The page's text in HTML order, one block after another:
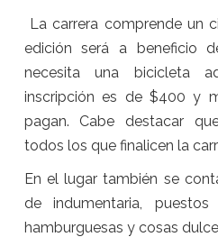
La carrera comprende un
edición será a beneficio
necesita una bicicleta
inscripción es de $400 y
pagan. Cabe destacar
todos los que finalicen la
En el lugar también se
de indumentaria,
hamburguesas y cosas